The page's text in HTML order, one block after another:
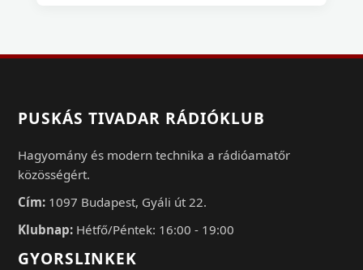
PUSKÁS TIVADAR RÁDIÓKLUB
Hagyomány és modern technika a rádióamatőr
közösségért.
Cím: 1097 Budapest, Gyáli út 22.
Klubnap: Hétfő/Péntek: 16:00 - 19:00
GYORSLINKEK